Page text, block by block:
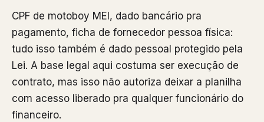
CPF de motoboy MEI, dado bancário pra
pagamento, ficha de fornecedor pessoa física:
tudo isso também é dado pessoal protegido pela
Lei. A base legal aqui costuma ser execução de
contrato, mas isso não autoriza deixar a planilha
com acesso liberado pra qualquer funcionário do
financeiro.